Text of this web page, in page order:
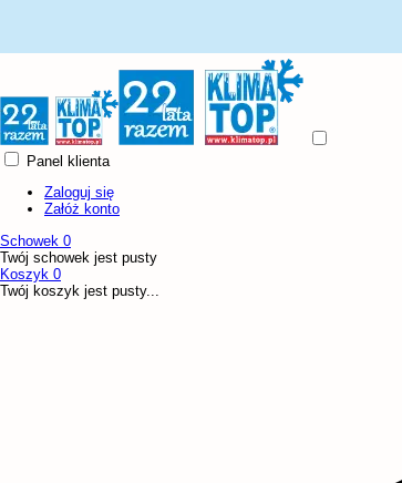
Panel klienta
Zaloguj się
Załóż konto
Schowek 0
Twój schowek jest pusty
Koszyk 0
Twój koszyk jest pusty...